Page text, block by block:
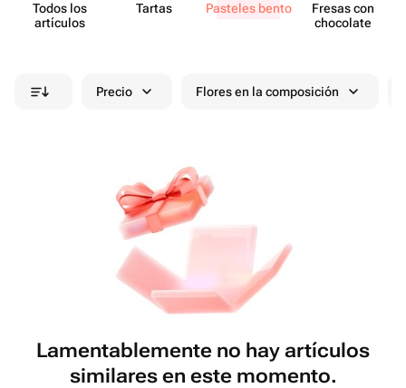
Todos los
artículos
Tartas Pasteles bento
Fresas con
chocolate
Precio Flores en la composición
Lamentablemente no hay artículos
similares en este momento.